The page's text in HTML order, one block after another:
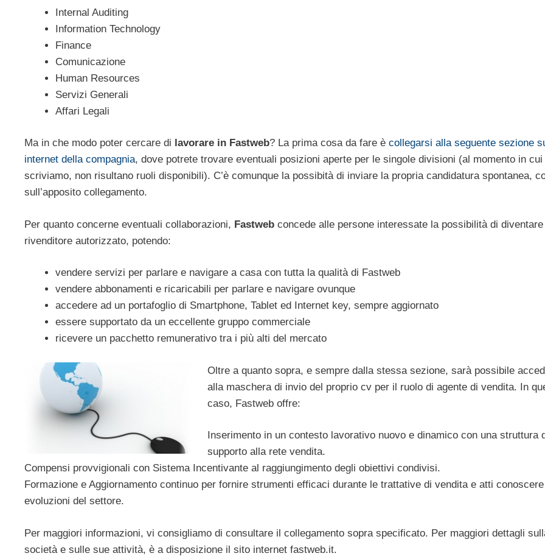
Internal Auditing
Information Technology
Finance
Comunicazione
Human Resources
Servizi Generali
Affari Legali
Ma in che modo poter cercare di lavorare in Fastweb? La prima cosa da fare è collegarsi alla seguente sezione
internet della compagnia, dove potrete trovare eventuali posizioni aperte per le singole divisioni (al momento in cui
scriviamo, non risultano ruoli disponibili). C’è comunque la possibità di inviare la propria candidatura spontanea,
sull’apposito collegamento.
Per quanto concerne eventuali collaborazioni, Fastweb concede alle persone interessate la possibilità di diventare
rivenditore autorizzato, potendo:
vendere servizi per parlare e navigare a casa con tutta la qualità di Fastweb
vendere abbonamenti e ricaricabili per parlare e navigare ovunque
accedere ad un portafoglio di Smartphone, Tablet ed Internet key, sempre aggiornato
essere supportato da un eccellente gruppo commerciale
ricevere un pacchetto remunerativo tra i più alti del mercato
Oltre a quanto sopra, e sempre dalla stessa sezione, sarà possibile
alla maschera di invio del proprio cv per il ruolo di agente di vendita. In
caso, Fastweb offre:
Inserimento in un contesto lavorativo nuovo e dinamico con una struttura
supporto alla rete vendita.
Compensi provvigionali con Sistema Incentivante al raggiungimento degli obiettivi condivisi.
Formazione e Aggiornamento continuo per fornire strumenti efficaci durante le trattative di vendita e atti
evoluzioni del settore.
Per maggiori informazioni, vi consigliamo di consultare il collegamento sopra specificato. Per maggiori dettagli
società e sulle sue attività, è a disposizione il sito internet fastweb.it.